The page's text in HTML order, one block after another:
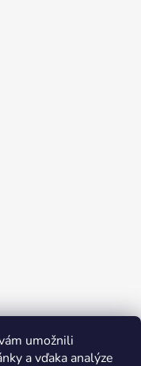
umožnili
a vďaka analýze